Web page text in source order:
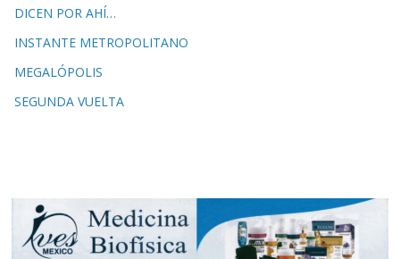
DICEN POR AHÍ…
INSTANTE METROPOLITANO
MEGALÓPOLIS
SEGUNDA VUELTA